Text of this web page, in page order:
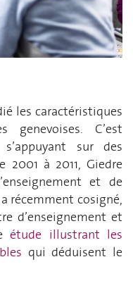
les caractéristiques
genevoises. C’est
sur des
2001 à 2011, Giedre
et de
récemment cosigné,
d’enseignement et
étude illustrant les
qui déduisent le